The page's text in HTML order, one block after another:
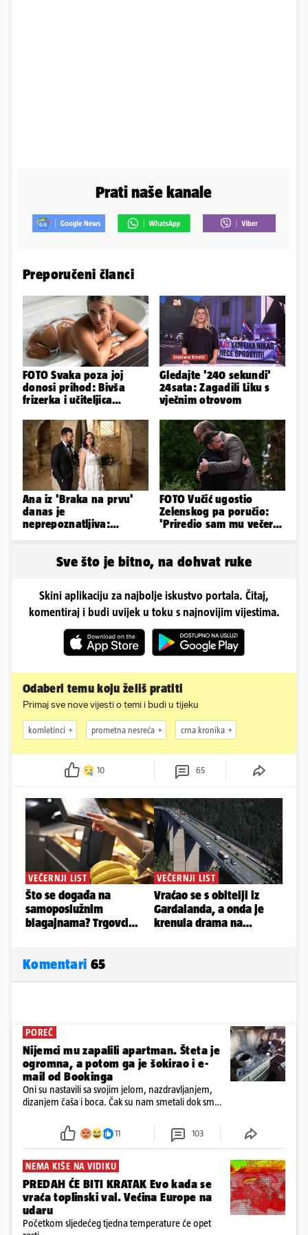
Prati naše kanale
Preporučeni članci
FOTO Svaka poza joj
donosi prihod: Bivša
frizerka i učiteljica
Instagram
Gledajte '240 sekundi'
24sata: Zagadili Liku s
vječnim otrovom
Ana iz 'Braka na prvu'
danas je
neprepoznatljiva:
FOTO Vučić ugostio
Zelenskog pa poručio:
'Priredio sam mu večeru
Sve što je bitno, na dohvat ruke
Skini aplikaciju za najbolje iskustvo portala. Čitaj,
komentiraj i budi uvijek u toku s najnovijim vijestima.
Odaberi temu koju želiš pratiti
Primaj sve nove vijesti o temi i budi u tijeku
komletinci prometna nesreća crna kronika
10 65
Komentari 65
POREČ
Nijemci mu zapalili apartman. Šteta je
ogromna, a potom ga je šokirao i e-
mail od Bookinga
Oni su nastavili sa svojim jelom, nazdravljanjem,
dizanjem čaša i boca. Čak su nam smetali dok smo
požar, rekao je vlasnik
11 103
NEMA KIŠE NA VIDIKU
PREDAH ĆE BITI KRATAK Evo kada se
vraća toplinski val. Većina Europe na
udaru
Početkom sljedećeg tjedna temperature će opet